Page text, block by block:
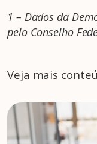
1 – Dados da
pelo Conselho
Veja mais